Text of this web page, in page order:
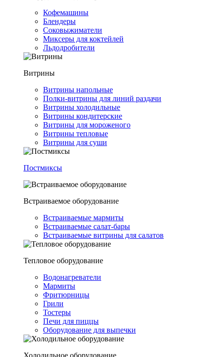
Кофемашины
Блендеры
Соковыжиматели
Миксеры для коктейлей
Льдодробители
Витрины
Витрины напольные
Полки-витрины для линий раздачи
Витрины холодильные
Витрины кондитерские
Витрины для мороженого
Витрины тепловые
Витрины для суши
Постмиксы
Встраиваемое оборудование
Встраиваемые мармиты
Встраиваемые салат-бары
Встраиваемые витрины для салатов
Тепловое оборудование
Водонагреватели
Мармиты
Фритюрницы
Грили
Тостеры
Печи для пиццы
Оборудование для выпечки
Холодильное оборудование